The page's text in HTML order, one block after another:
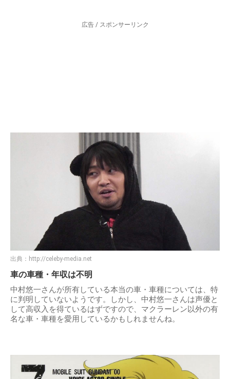
広告 / スポンサーリンク
出典： http://celeby-media.net
車の車種・年収は不明
中村悠一さんが所有している本当の車・車種については、特
に判明していないようです。しかし、中村悠一さんは声優と
して高収入を得ているはずですので、マクラーレン以外の有
名な車・車種を愛用しているかもしれませんね。